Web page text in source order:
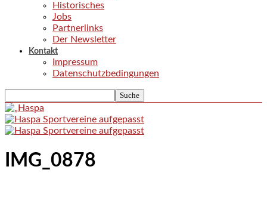
Historisches
Jobs
Partnerlinks
Der Newsletter
Kontakt
Impressum
Datenschutzbedingungen
IMG_0878